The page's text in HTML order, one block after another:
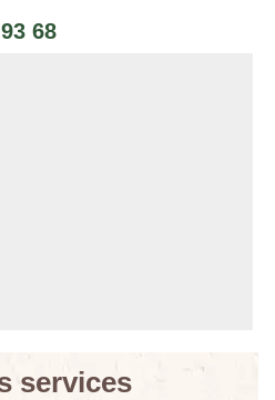
68
services